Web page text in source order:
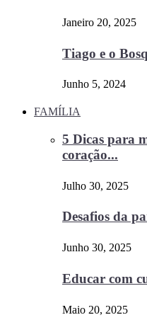
Janeiro 20, 2025
Tiago e o
Junho 5, 2024
FAMÍLIA
5 Dicas para
coração...
Julho 30, 2025
Desafios da
Junho 30, 2025
Educar com
Maio 20, 2025